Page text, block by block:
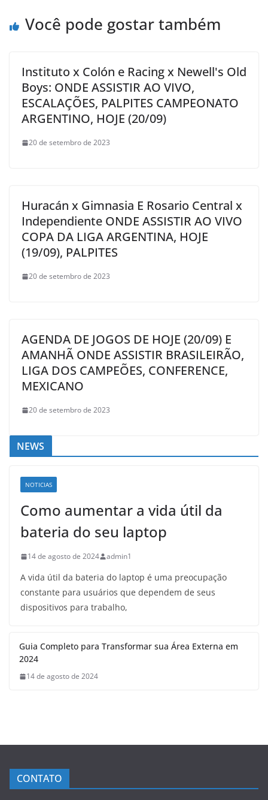
Você pode gostar também
Instituto x Colón e Racing x Newell's Old
Boys: ONDE ASSISTIR AO VIVO,
ESCALAÇÕES, PALPITES CAMPEONATO
ARGENTINO, HOJE (20/09)
20 de setembro de 2023
Huracán x Gimnasia E Rosario Central x
Independiente ONDE ASSISTIR AO VIVO
COPA DA LIGA ARGENTINA, HOJE
(19/09), PALPITES
20 de setembro de 2023
AGENDA DE JOGOS DE HOJE (20/09) E
AMANHÃ ONDE ASSISTIR BRASILEIRÃO,
LIGA DOS CAMPEÕES, CONFERENCE,
MEXICANO
20 de setembro de 2023
NEWS
NOTICIAS
Como aumentar a vida útil da
bateria do seu laptop
14 de agosto de 2024 admin1
A vida útil da bateria do laptop é uma preocupação
constante para usuários que dependem de seus
dispositivos para trabalho,
Guia Completo para Transformar sua Área Externa em
2024
14 de agosto de 2024
CONTATO